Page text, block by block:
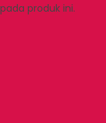
produk ini.